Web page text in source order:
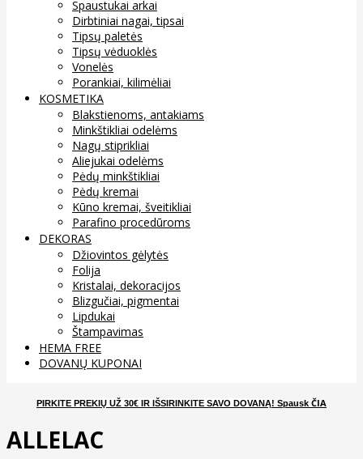
Spaustukai arkai
Dirbtiniai nagai, tipsai
Tipsų paletės
Tipsų vėduoklės
Vonelės
Porankiai, kilimėliai
KOSMETIKA
Blakstienoms, antakiams
Minkštikliai odelėms
Nagų stiprikliai
Aliejukai odelėms
Pėdų minkštikliai
Pėdų kremai
Kūno kremai, šveitikliai
Parafino procedūroms
DEKORAS
Džiovintos gėlytės
Folija
Kristalai, dekoracijos
Blizgučiai, pigmentai
Lipdukai
Štampavimas
HEMA FREE
DOVANŲ KUPONAI
PIRKITE PREKIŲ UŽ 30€ IR IŠSIRINKITE SAVO DOVANĄ! Spausk ČIA
ALLELAC